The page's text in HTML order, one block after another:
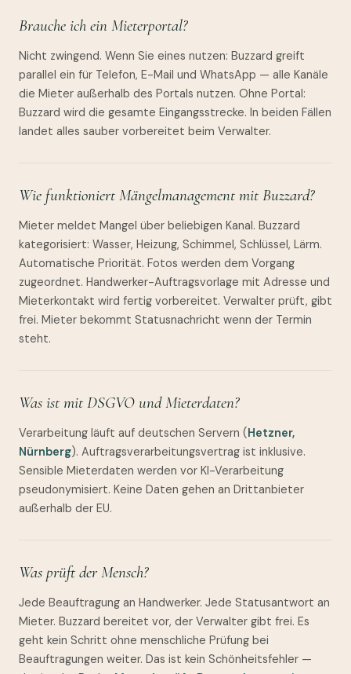
Brauche ich ein Mieterportal?
Nicht zwingend. Wenn Sie eines nutzen: Buzzard greift
parallel ein für Telefon, E-Mail und WhatsApp — alle Kanäle
die Mieter außerhalb des Portals nutzen. Ohne Portal:
Buzzard wird die gesamte Eingangsstrecke. In beiden Fällen
landet alles sauber vorbereitet beim Verwalter.
Wie funktioniert Mängelmanagement mit Buzzard?
Mieter meldet Mangel über beliebigen Kanal. Buzzard
kategorisiert: Wasser, Heizung, Schimmel, Schlüssel, Lärm.
Automatische Priorität. Fotos werden dem Vorgang
zugeordnet. Handwerker-Auftragsvorlage mit Adresse und
Mieterkontakt wird fertig vorbereitet. Verwalter prüft, gibt
frei. Mieter bekommt Statusnachricht wenn der Termin
steht.
Was ist mit DSGVO und Mieterdaten?
Verarbeitung läuft auf deutschen Servern (Hetzner,
Nürnberg). Auftragsverarbeitungsvertrag ist inklusive.
Sensible Mieterdaten werden vor KI-Verarbeitung
pseudonymisiert. Keine Daten gehen an Drittanbieter
außerhalb der EU.
Was prüft der Mensch?
Jede Beauftragung an Handwerker. Jede Statusantwort an
Mieter. Buzzard bereitet vor, der Verwalter gibt frei. Es
geht kein Schritt ohne menschliche Prüfung bei
Beauftragungen weiter. Das ist kein Schönheitsfehler —